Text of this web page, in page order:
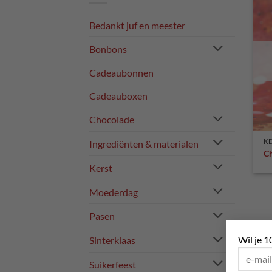
Wil je
Bedankt juf en meester
Bonbons
Cadeaubonnen
Cadeauboxen
Chocolade
Ingrediënten & materialen
Kerst
Moederdag
Pasen
Sinterklaas
Suikerfeest